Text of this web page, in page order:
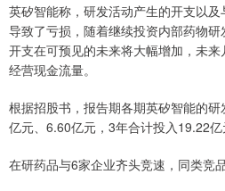
英矽智能称，研发活动产生的开支以
导致了亏损，随着继续投资内部药物
开支在可预见的未来将大幅增加，未
经营现金流量。
根据招股书，报告期各期英矽智能的
亿元、6.60亿元，3年合计投入19.22亿
在研药品与6家企业齐头竞速，同类竞